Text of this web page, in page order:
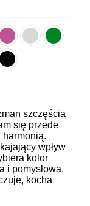
szczęścia
się przede
wpływ
kolor
i pomysłowa.
kocha